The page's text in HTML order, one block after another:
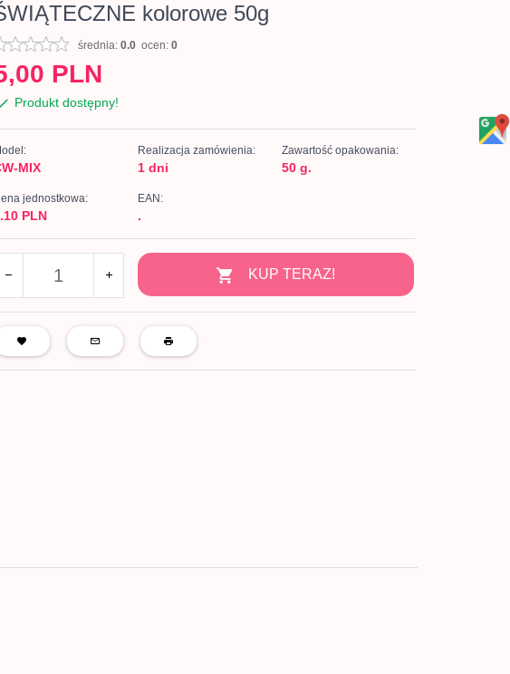
kolorowe 50g
średnia:0.0 ocen:0
00 PLN
Produkt dostępny!
MIX
Realizacja zamówienia:
1 dni
Zawartość opakowania:
50 g.
jednostkowa:
PLN
EAN:
.
KUP TERAZ!